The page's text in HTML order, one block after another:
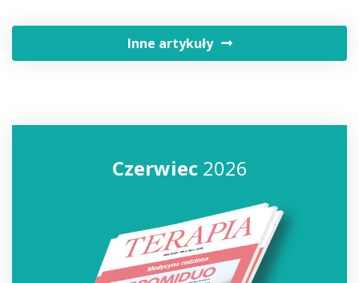
Inne artykuły
Czerwiec2026